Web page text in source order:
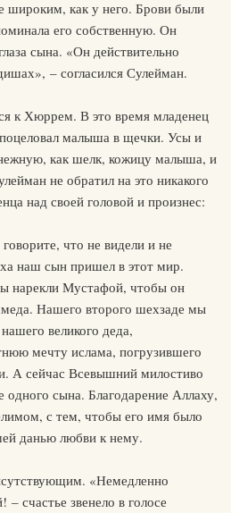
широким, как у него. Брови были
его собственную. Он
сына. «Он действительно
– согласился Сулейман.
к Хюррем. В это время младенец
малыша в щечки. Усы и
как шелк, кожицу малыша, и
не обратил на это никакого
над своей головой и произнес:
что не видели и не
наш сын пришел в этот мир.
нарекли Мустафой, чтобы он
Нашего второго шехзаде мы
великого деда,
мечту ислама, погрузившего
А сейчас Всевышний милостиво
сына. Благодарение Аллаху,
с тем, чтобы его имя было
данью любви к нему.
«Немедленно
счастье звенело в голосе